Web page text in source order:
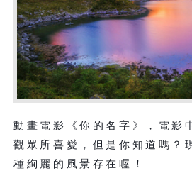
動畫電影《你的名字》，電影
觀眾所喜愛，但是你知道嗎？
種絢麗的風景存在喔！